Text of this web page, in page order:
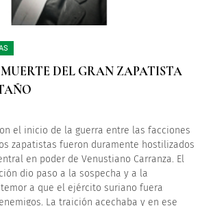
DEL GRAN ZAPATISTA
el inicio de la guerra entre las facciones
zapatistas fueron duramente hostilizados
en poder de Venustiano Carranza. El
dio paso a la sospecha y a la
a que el ejército suriano fuera
La traición acechaba y en ese